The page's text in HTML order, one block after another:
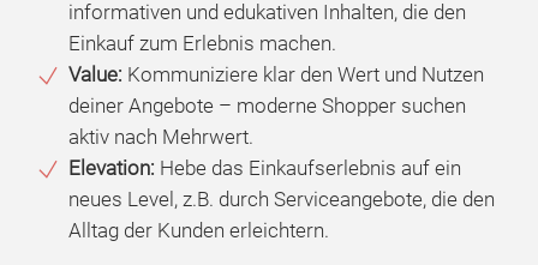
informativen und edukativen Inhalten, die den
Einkauf zum Erlebnis machen.
Value: Kommuniziere klar den Wert und Nutzen
deiner Angebote – moderne Shopper suchen
aktiv nach Mehrwert.
Elevation: Hebe das Einkaufserlebnis auf ein
neues Level, z.B. durch Serviceangebote, die den
Alltag der Kunden erleichtern.